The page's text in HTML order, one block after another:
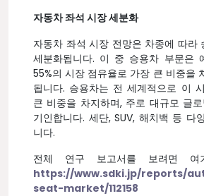
자동차 좌석 시장 세분화
자동차 좌석 시장 전망은 차종에 따라
세분화됩니다. 이 중 승용차 부문은
55%의 시장 점유율로 가장 큰 비중을
됩니다. 승용차는 전 세계적으로 이
큰 비중을 차지하며, 주로 대규모 글
기인합니다. 세단, SUV, 해치백 등 다
니다.
전체 연구 보고서를 보려면 여
https://www.sdki.jp/reports/
seat-market/112158